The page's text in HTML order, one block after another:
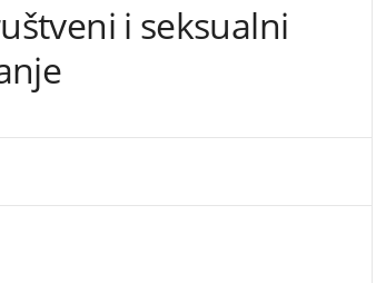
i seksualni